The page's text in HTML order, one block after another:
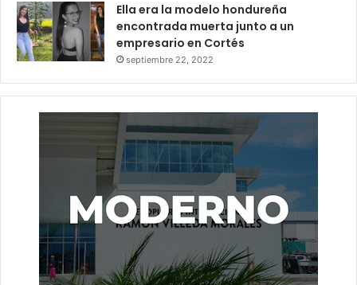
Ella era la modelo hondureña
encontrada muerta junto a un
empresario en Cortés
septiembre 22, 2022